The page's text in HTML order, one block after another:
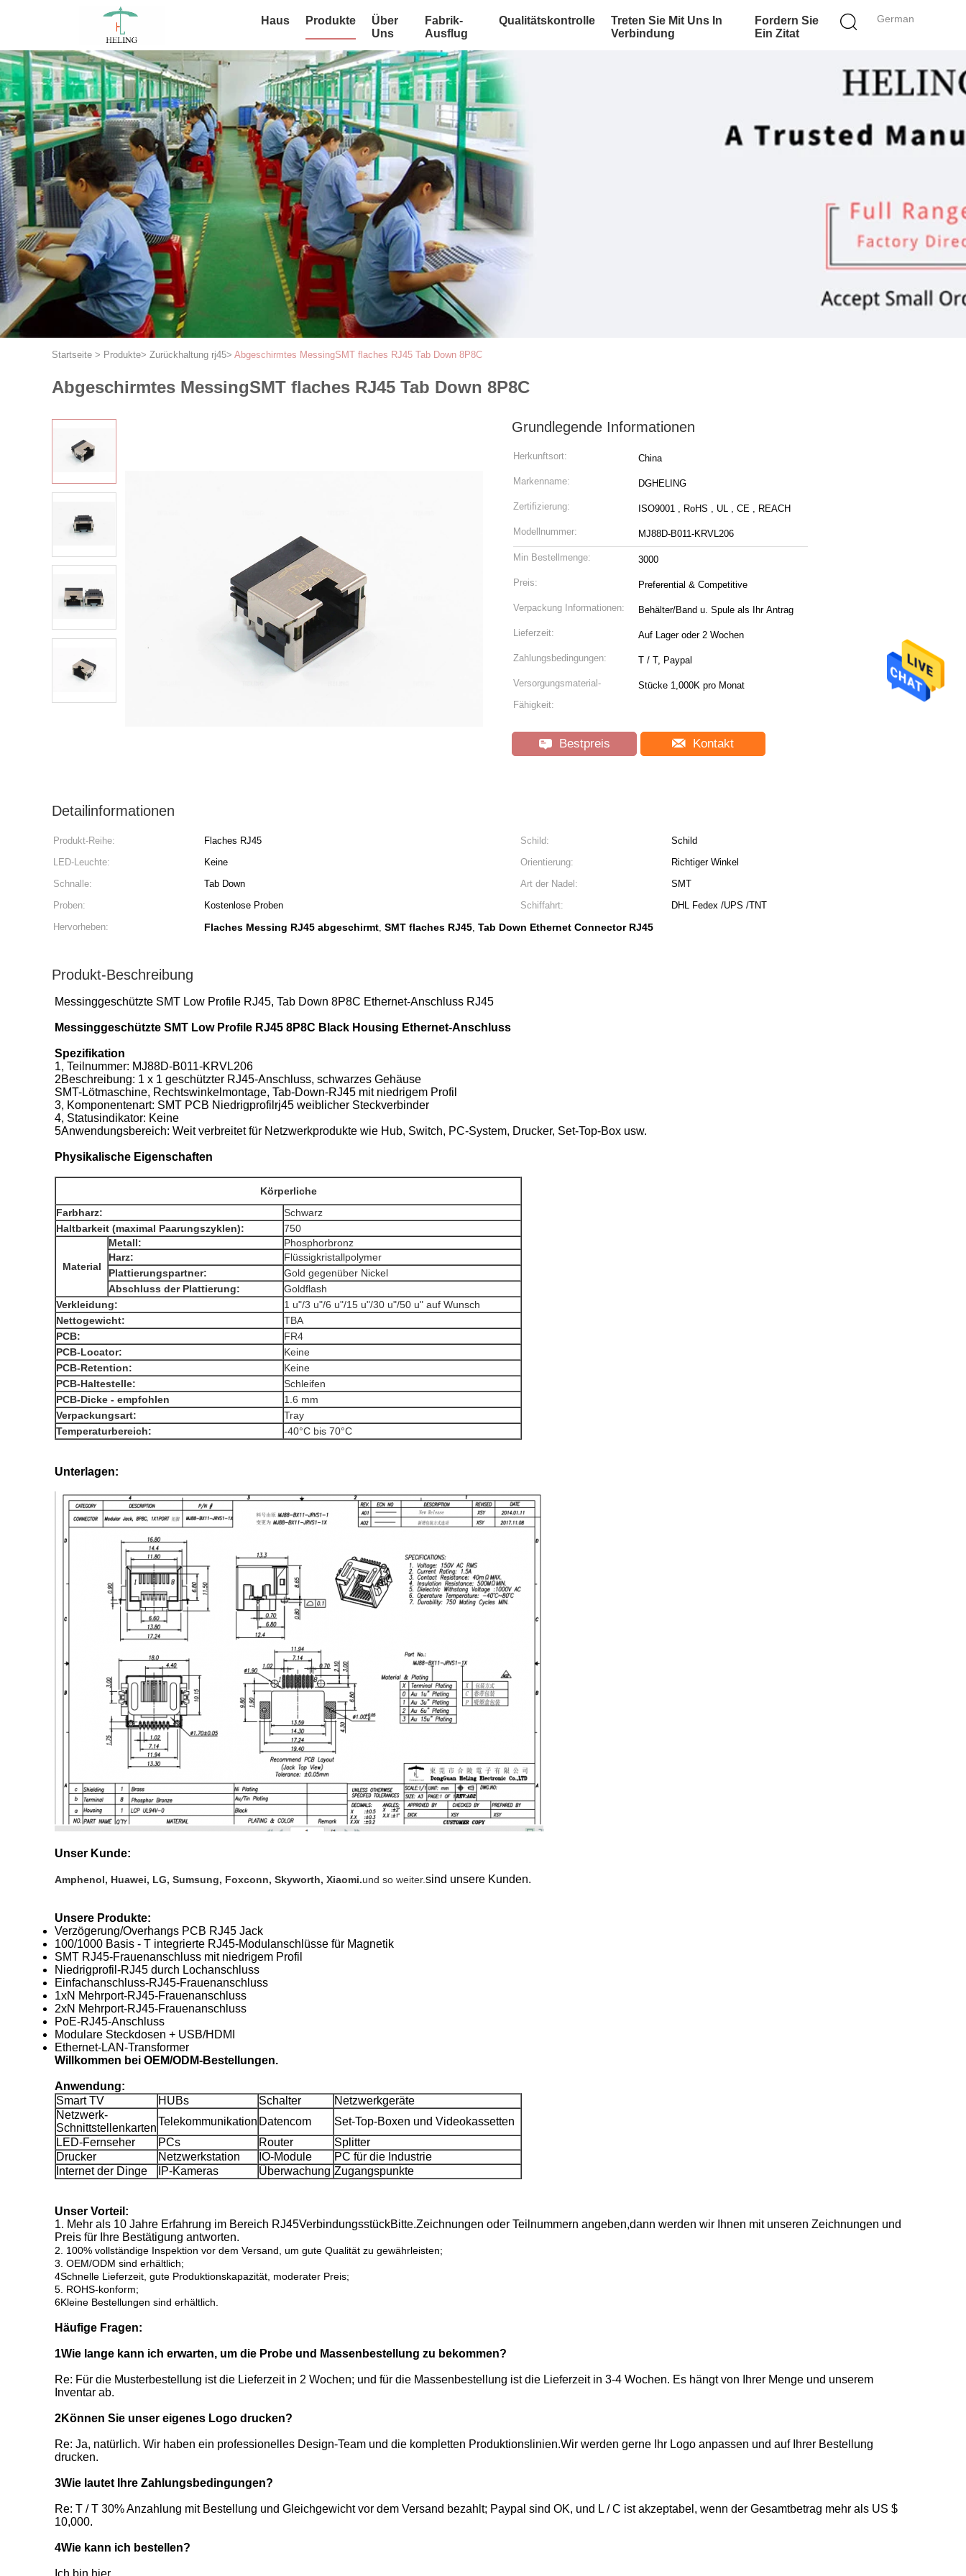
German
Haus Produkte
Über
Uns
Fabrik-
Ausflug
Qualitätskontrolle
Treten Sie Mit Uns In
Verbindung
Fordern Sie
Ein Zitat
Startseite > Produkte> Zurückhaltung rj45> Abgeschirmtes MessingSMT flaches RJ45 Tab Down 8P8C
Abgeschirmtes MessingSMT flaches RJ45 Tab Down 8P8C
Grundlegende Informationen
Herkunftsort: China
Markenname: DGHELING
Zertifizierung: ISO9001 , RoHS , UL , CE , REACH
Modellnummer: MJ88D-B011-KRVL206
Min Bestellmenge: 3000
Preis: Preferential & Competitive
Verpackung Informationen: Behälter/Band u. Spule als Ihr Antrag
Lieferzeit: Auf Lager oder 2 Wochen
Zahlungsbedingungen: T / T, Paypal
Versorgungsmaterial-
Fähigkeit:
Stücke 1,000K pro Monat
Bestpreis Kontakt
Detailinformationen
Produkt-Reihe: Flaches RJ45 Schild:
Schild
LED-Leuchte:
Keine Orientierung:
Richtiger Winkel
Schnalle:
Tab Down Art der Nadel:
SMT
Proben:
Kostenlose Proben Schiffahrt:
DHL Fedex /UPS /TNT
Hervorheben:
Flaches Messing RJ45 abgeschirmt, SMT flaches RJ45, Tab Down Ethernet Connector RJ45
Produkt-Beschreibung
Messinggeschützte SMT Low Profile RJ45, Tab Down 8P8C Ethernet-Anschluss RJ45
Messinggeschützte SMT Low Profile RJ45 8P8C Black Housing Ethernet-Anschluss
Spezifikation
1, Teilnummer: MJ88D-B011-KRVL206
2Beschreibung: 1 x 1 geschützter RJ45-Anschluss, schwarzes Gehäuse
SMT-Lötmaschine, Rechtswinkelmontage, Tab-Down-RJ45 mit niedrigem Profil
3, Komponentenart: SMT PCB Niedrigprofilrj45 weiblicher Steckverbinder
4, Statusindikator: Keine
5Anwendungsbereich: Weit verbreitet für Netzwerkprodukte wie Hub, Switch, PC-System, Drucker, Set-Top-Box usw.
Physikalische Eigenschaften
Körperliche
Farbharz:
Schwarz
Haltbarkeit (maximal Paarungszyklen):
750
Material
Metall:
Phosphorbronz
Harz:
Flüssigkristallpolymer
Plattierungspartner:
Gold gegenüber Nickel
Abschluss der Plattierung:
Goldflash
Verkleidung:
1 u"/3 u"/6 u"/15 u"/30 u"/50 u" auf Wunsch
Nettogewicht:
TBA
PCB:
FR4
PCB-Locator:
Keine
PCB-Retention:
Keine
PCB-Haltestelle:
Schleifen
PCB-Dicke - empfohlen
1.6 mm
Verpackungsart:
Tray
Temperaturbereich:
-40°C bis 70°C
Unterlagen:
Unser Kunde:
Amphenol, Huawei, LG, Sumsung, Foxconn, Skyworth, Xiaomi.und so weiter.sind unsere Kunden.
Unsere Produkte:
Verzögerung/Overhangs PCB RJ45 Jack
100/1000 Basis - T integrierte RJ45-Modulanschlüsse für Magnetik
SMT RJ45-Frauenanschluss mit niedrigem Profil
Niedrigprofil-RJ45 durch Lochanschluss
Einfachanschluss-RJ45-Frauenanschluss
1xN Mehrport-RJ45-Frauenanschluss
2xN Mehrport-RJ45-Frauenanschluss
PoE-RJ45-Anschluss
Modulare Steckdosen + USB/HDMI
Ethernet-LAN-Transformer
Willkommen bei OEM/ODM-Bestellungen.
Anwendung:
Smart TV
HUBs Schalter
Netzwerkgeräte
Netzwerk-
Schnittstellenkarten
Telekommunikation Datencom
Set-Top-Boxen und Videokassetten
LED-Fernseher
PCs Router
Splitter
Drucker
Netzwerkstation IO-Module
PC für die Industrie
Internet der Dinge
IP-Kameras Überwachung Zugangspunkte
Unser Vorteil:
1. Mehr als 10 Jahre Erfahrung im Bereich RJ45VerbindungsstückBitte.Zeichnungen oder Teilnummern angeben,dann werden wir Ihnen mit unseren Zeichnungen und
Preis für Ihre Bestätigung antworten.
2. 100% vollständige Inspektion vor dem Versand, um gute Qualität zu gewährleisten;
3. OEM/ODM sind erhältlich;
4Schnelle Lieferzeit, gute Produktionskapazität, moderater Preis;
5. ROHS-konform;
6Kleine Bestellungen sind erhältlich.
Häufige Fragen:
1Wie lange kann ich erwarten, um die Probe und Massenbestellung zu bekommen?
Re: Für die Musterbestellung ist die Lieferzeit in 2 Wochen; und für die Massenbestellung ist die Lieferzeit in 3-4 Wochen. Es hängt von Ihrer Menge und unserem
Inventar ab.
2Können Sie unser eigenes Logo drucken?
Re: Ja, natürlich. Wir haben ein professionelles Design-Team und die kompletten Produktionslinien.Wir werden gerne Ihr Logo anpassen und auf Ihrer Bestellung
drucken.
3Wie lautet Ihre Zahlungsbedingungen?
Re: T / T 30% Anzahlung mit Bestellung und Gleichgewicht vor dem Versand bezahlt; Paypal sind OK, und L / C ist akzeptabel, wenn der Gesamtbetrag mehr als US $
10,000.
4Wie kann ich bestellen?
Ich bin hier.